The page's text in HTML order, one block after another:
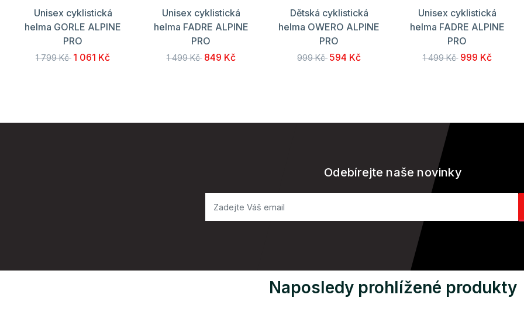
Unisex cyklistická
helma GORLE ALPINE
PRO
1 799 Kč 1 061 Kč
Unisex cyklistická
helma FADRE ALPINE
PRO
1 499 Kč 849 Kč
Dětská cyklistická
helma OWERO ALPINE
PRO
999 Kč 594 Kč
Unisex cyklistická
helma FADRE ALPINE
PRO
1 499 Kč 999 Kč
Odebírejte naše novinky
Naposledy prohlížené produkty